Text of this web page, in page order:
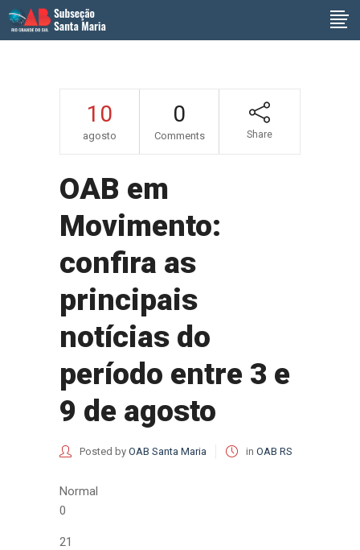
10
agosto
0
Comments Share
OAB em
Movimento:
confira as
principais
notícias do
período entre 3 e
9 de agosto
Posted by OAB Santa Maria in OAB RS
Normal
0
21